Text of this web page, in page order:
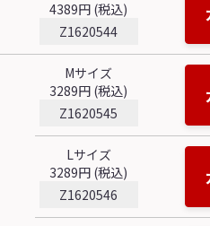
4389円 (税込)
Z1620544
Mサイズ
3289円 (税込)
Z1620545
Lサイズ
3289円 (税込)
Z1620546